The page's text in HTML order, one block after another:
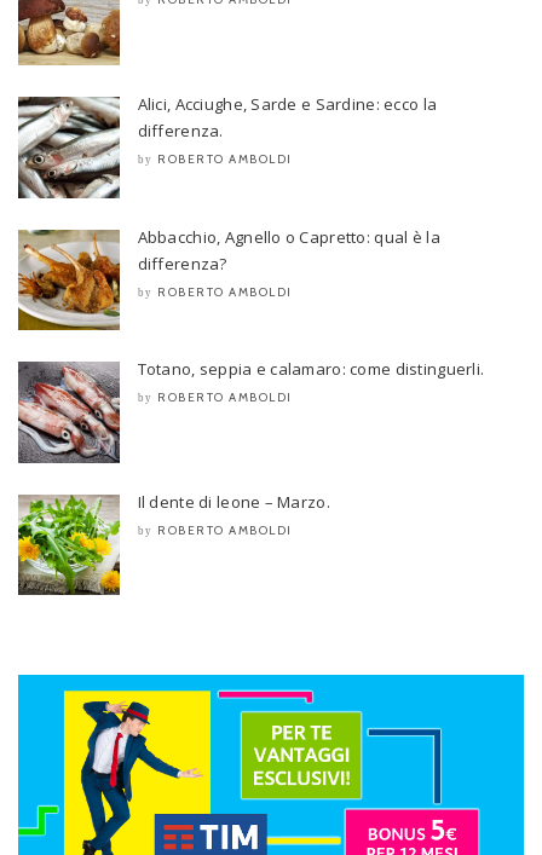
Alici, Acciughe, Sarde e Sardine: ecco la
differenza.
by ROBERTO AMBOLDI
Abbacchio, Agnello o Capretto: qual è la
differenza?
by ROBERTO AMBOLDI
Totano, seppia e calamaro: come distinguerli.
by ROBERTO AMBOLDI
Il dente di leone – Marzo.
by ROBERTO AMBOLDI